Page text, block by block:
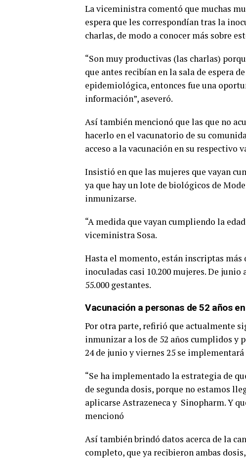
La viceministra comentó que muchas
espera que les correspondían tras la
charlas, de modo a conocer más sobre
“Son muy productivas (las charlas)
que antes recibían en la sala de espera
epidemiológica, entonces fue una
información”, aseveró.
Así también mencionó que las que no
hacerlo en el vacunatorio de su
acceso a la vacunación en su respectivo
Insistió en que las mujeres que vayan
ya que hay un lote de biológicos de
inmunizarse.
“A medida que vayan cumpliendo la
viceministra Sosa.
Hasta el momento, están inscriptas más
inoculadas casi 10.200 mujeres. De junio
55.000 gestantes.
Vacunación a personas de 52 años
Por otra parte, refirió que actualmente
inmunizar a los de 52 años cumplidos y
24 de junio y viernes 25 se
“Se ha implementado la estrategia de
de segunda dosis, porque no estamos
aplicarse Astrazeneca y Sinopharm. Y
mencionó
Así también brindó datos acerca de la
completo, que ya recibieron ambas dosis,